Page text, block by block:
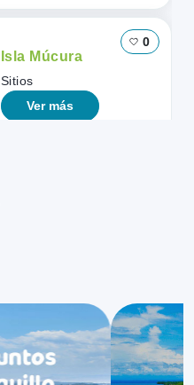
Isla Múcura
Sitios
Ver más
0